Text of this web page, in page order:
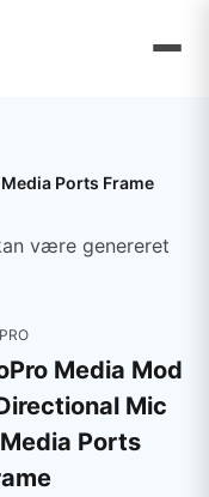
Ports Frame
være genereret
Media Mod
Mic
Ports